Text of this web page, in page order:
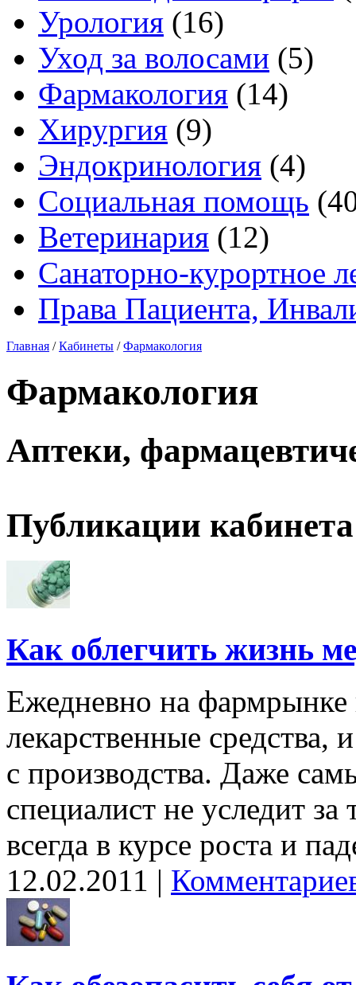
Урология (16)
Уход за волосами (5)
Фармакология (14)
Хирургия (9)
Эндокринология (4)
Социальная помощь
Ветеринария (12)
Санаторно-курортное
Права Пациента,
Главная /Кабинеты /Фармакология
Фармакология
Аптеки,
Публикации кабинета
Как облегчить жизнь
Ежедневно на фармрынке
лекарственные средства,
с производства. Даже
специалист не уследит
всегда в курсе роста и
12.02.2011 |